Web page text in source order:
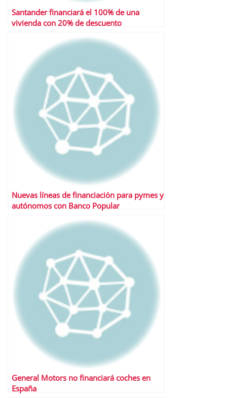
Santander financiará el 100% de una
vivienda con 20% de descuento
Nuevas líneas de financiación para pymes y
autónomos con Banco Popular
General Motors no financiará coches en
España